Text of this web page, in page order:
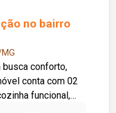
no bairro
busca conforto,
conta com 02
funcional,